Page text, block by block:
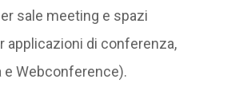
sale meeting e spazi
applicazioni di conferenza,
Webconference).